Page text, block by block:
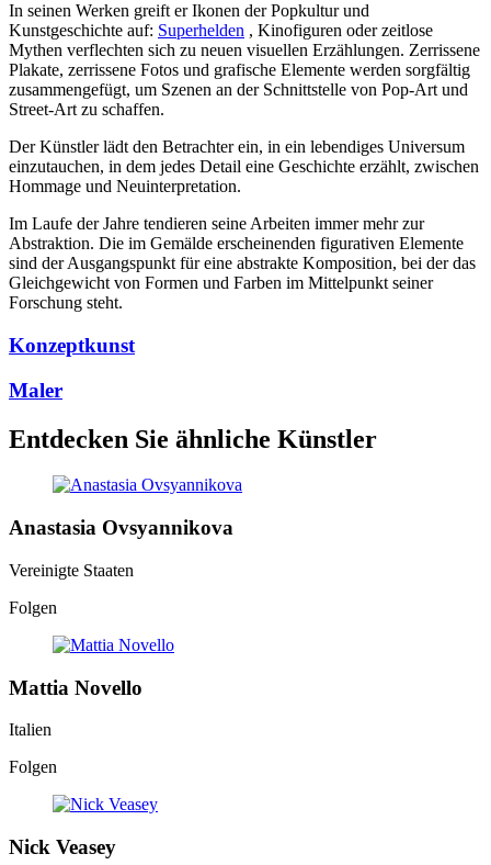
In seinen Werken greift er Ikonen der Popkultur und
Kunstgeschichte auf: Superhelden , Kinofiguren oder zeitlose
Mythen verflechten sich zu neuen visuellen Erzählungen. Zerrissene
Plakate, zerrissene Fotos und grafische Elemente werden sorgfältig
zusammengefügt, um Szenen an der Schnittstelle von Pop-Art und
Street-Art zu schaffen.
Der Künstler lädt den Betrachter ein, in ein lebendiges Universum
einzutauchen, in dem jedes Detail eine Geschichte erzählt, zwischen
Hommage und Neuinterpretation.
Im Laufe der Jahre tendieren seine Arbeiten immer mehr zur
Abstraktion. Die im Gemälde erscheinenden figurativen Elemente
sind der Ausgangspunkt für eine abstrakte Komposition, bei der das
Gleichgewicht von Formen und Farben im Mittelpunkt seiner
Forschung steht.
Konzeptkunst
Maler
Entdecken Sie ähnliche Künstler
Anastasia Ovsyannikova
Vereinigte Staaten
Folgen
Mattia Novello
Italien
Folgen
Nick Veasey